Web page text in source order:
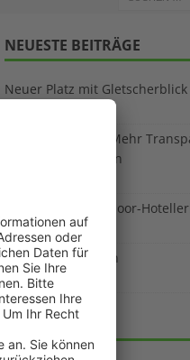
NEUESTE BEITRÄGE
Neuer Platz mit Gletscherblick
Neue EU-Regeln: Mehr
Ferienunterkünften
„Wir sind die Outdoor-
1. August 2026
Akku gegen Benzin
29. Juli 2026
KATEGORIEN